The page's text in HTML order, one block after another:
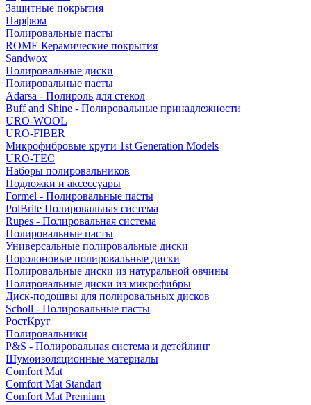
Защитные покрытия
Парфюм
Полировальные пасты
ROME Керамические покрытия
Sandwox
Полировальные диски
Полировальные пасты
Adarsa - Полироль для стекол
Buff and Shine - Полировальные принадлежности
URO-WOOL
URO-FIBER
Микрофибровые круги 1st Generation Models
URO-TEC
Наборы полировальников
Подложки и аксессуары
Formel - Полировальные пасты
PolBrite Полировальная система
Rupes - Полировальная система
Полировальные пасты
Универсальные полировальные диски
Поролоновые полировальные диски
Полировальные диски из натуральной овчины
Полировальные диски из микрофибры
Диск-подошвы для полировальных дисков
Scholl - Полировальные пасты
РостКруг
Полировальники
P&S - Полировальная система и детейлинг
Шумоизоляционные материалы
Comfort Mat
Comfort Mat Standart
Comfort Mat Premium